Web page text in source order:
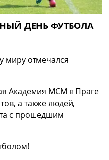
ДЕНЬ ФУТБОЛА
миру отмечался
Академия МСМ в Праге
а также людей,
с прошедшим